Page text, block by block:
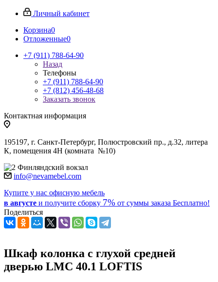
Личный кабинет
Корзина0
Отложенные0
+7 (911) 788-64-90
Назад
Телефоны
+7 (911) 788-64-90
+7 (812) 456-48-68
Заказать звонок
Контактная информация
195197, г. Санкт-Петербург, Полюстровский пр., д.32, литера
К, помещения 4Н (комната №10)
Финляндский вокзал
info@nevamebel.com
Купите у нас офисную мебель
в августе и получите сборку 7% от суммы заказа Бесплатно!
Поделиться
Шкаф колонка с глухой средней
дверью LMC 40.1 LOFTIS